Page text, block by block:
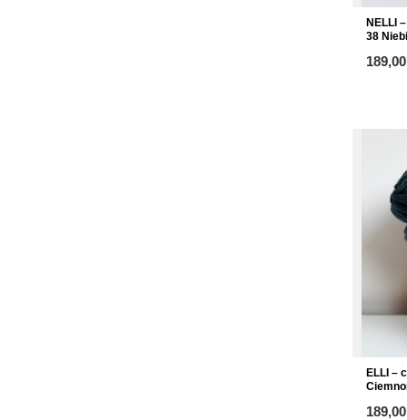
NELLI
38
od
189,00
ELLI –
od
189,00